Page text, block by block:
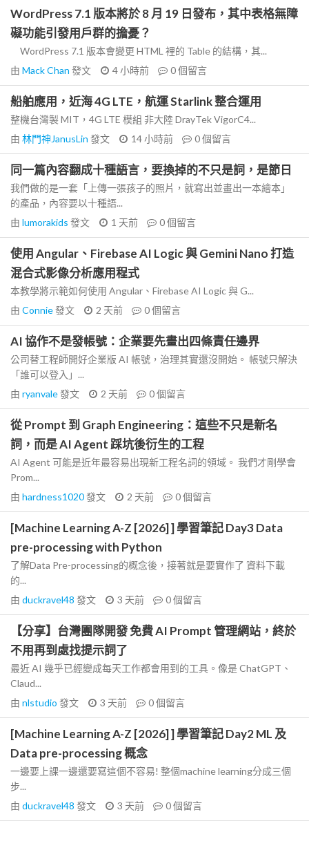
WordPress 7.1 版本將於 8 月 19 日發布，其中表格無障
礙功能引發用戶群的擔憂？
WordPress 7.1 版本會變更 HTML 裡的 Table 的結構，其...
由 Mack Chan 發文 4 小時前 0個留言
船舶應用，近海 4G LTE，航運 Starlink 整合運用
整機台灣製 MIT，4G LTE 模組 非大陸 DrayTek VigorC4...
由 林門神JanusLin 發文 14 小時前 0個留言
同一篇內容翻成十種語言，要換掉的不只是詞，是節日
我們做的是一套「上傳一張孩子的照片，就寫出並畫出一本繪本」
的產品，內容要以十種語...
由 lumorakids 發文 1 天前 0個留言
使用 Angular、Firebase AI Logic 與 Gemini Nano 打造
混合式影像分析應用程式
本教學將示範如何使用 Angular、Firebase AI Logic 與 G...
由 Connie發文 2 天前 0個留言
AI 協作不是發帳號：企業要先畫出四條責任邊界
公司替工程師開好企業版 AI 帳號，治理其實還沒開始。 帳號只解決
「誰可以登入」...
由 ryanvale發文 2 天前 0個留言
從 Prompt 到 Graph Engineering：這些不只是新名
詞，而是 AI Agent 踩坑後衍生的工程
AI Agent 可能是近年最容易出現新工程名詞的領域。 我們才剛學會
Prom...
由 hardness1020發文 2 天前 0個留言
[Machine Learning A-Z [2026] ] 學習筆記 Day3 Data
pre-processing with Python
了解Data Pre-processing的概念後，接著就是要實作了 資料下載
的...
由 duckravel48 發文 3 天前 0個留言
【分享】台灣團隊開發 免費 AI Prompt 管理網站，終於
不用再到處找提示詞了
最近 AI 幾乎已經變成每天工作都會用到的工具。像是 ChatGPT、
Claud...
由 nlstudio 發文 3 天前 0個留言
[Machine Learning A-Z [2026] ] 學習筆記 Day2 ML 及
Data pre-processing 概念
一邊要上課一邊還要寫這個不容易! 整個machine learning分成三個
步...
由 duckravel48 發文 3 天前 0個留言